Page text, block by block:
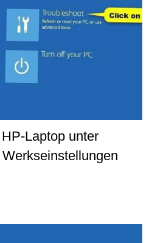
Laptop unter